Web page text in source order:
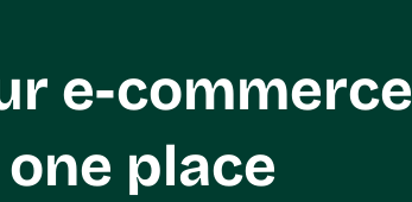
e-commerce
place